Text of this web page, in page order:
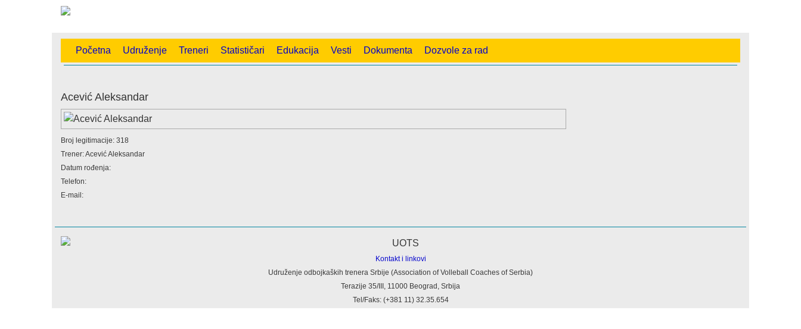
Početna Udruženje Treneri Statističari Edukacija Vesti Dokumenta Dozvole za rad
Acević Aleksandar
Broj legitimacije: 318
Trener: Acević Aleksandar
Datum rođenja:
Telefon:
E-mail:
Kontakt i linkovi
Udruženje odbojkaških trenera Srbije (Association of Volleball Coaches of Serbia)
Terazije 35/III, 11000 Beograd, Srbija
Tel/Faks: (+381 11) 32.35.654